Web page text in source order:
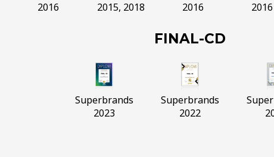
2016
2015, 2018
2016
2016
FINAL-CD
Superbrands
2023
Superbrands
2022